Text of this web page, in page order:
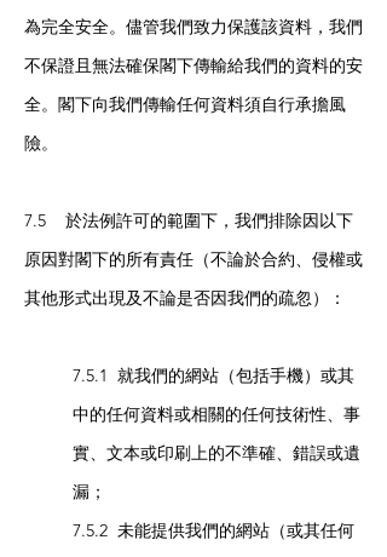
為完全安全。儘管我們致力保護該資料，我們
不保證且無法確保閣下傳輸給我們的資料的安
全。閣下向我們傳輸任何資料須自行承擔風
險。
7.5 於法例許可的範圍下，我們排除因以下
原因對閣下的所有責任（不論於合約、侵權或
其他形式出現及不論是否因我們的疏忽）：
7.5.1 就我們的網站（包括手機）或其
中的任何資料或相關的任何技術性、事
實、文本或印刷上的不準確、錯誤或遺
漏；
7.5.2 未能提供我們的網站（或其任何